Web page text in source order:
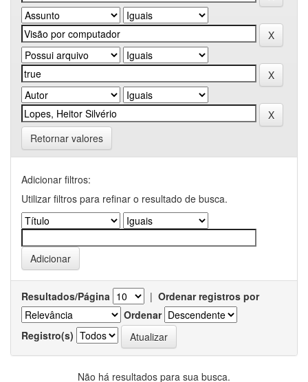
Retornar valores
Adicionar filtros:
Utilizar filtros para refinar o resultado de busca.
Resultados/Página | Ordenar registros por
Ordenar
Registro(s)
Não há resultados para sua busca.